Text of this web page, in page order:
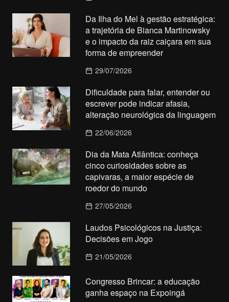
Da Ilha do Mel à gestão estratégica:
a trajetória de Bianca Martinowsky
e o impacto da raiz caiçara em sua
forma de empreender
29/07/2026
Dificuldade para falar, entender ou
escrever pode indicar afasia,
alteração neurológica da linguagem
22/06/2026
Dia da Mata Atlântica: conheça
cinco curiosidades sobre as
capivaras, a maior espécie de
roedor do mundo
27/05/2026
Laudos Psicológicos na Justiça:
Decisões em Jogo
21/05/2026
Congresso Brincar: a educação
ganha espaço na Expoingá